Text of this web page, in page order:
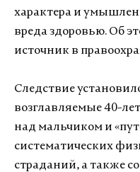
характера и
вреда здоровью. Об
источник в
Следствие
возглавляемые 40-
над мальчиком и
систематических
страданий, а также